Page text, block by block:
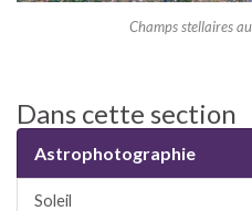
panel
panel
panel
Champs stellaires
Dans cette section
Astrophotographie
Soleil